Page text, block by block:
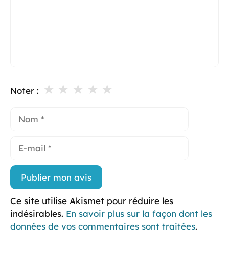
Noter : ★
★
★
★
★
mail
Ce site utilise Akismet pour réduire les
indésirables. En savoir plus sur la façon dont les
données de vos commentaires sont traitées.